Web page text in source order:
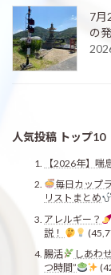
7月
の
人気投稿 トップ10
【2026年】
毎日カップ
リストまとめ
アレルギー？
説！
腸活
しあわ
つ時間”